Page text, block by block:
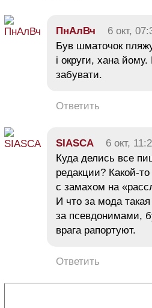
ПнАлВч 6 окт,
Був шматочок
і округи, хана
забувати.
Ответить
SIASCA 6 окт,
Куда делись все
редакции? Какой-
с замахом на
И что за мода
за псевдонимами,
врага рапортуют.
Ответить